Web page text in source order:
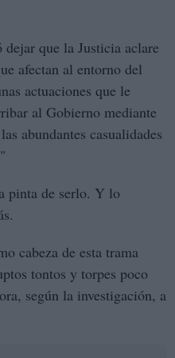
que la Justicia aclare
afectan al entorno del
actuaciones que le
al Gobierno mediante
abundantes casualidades
pinta de serlo. Y lo
cabeza de esta trama
tontos y torpes poco
según la investigación, a